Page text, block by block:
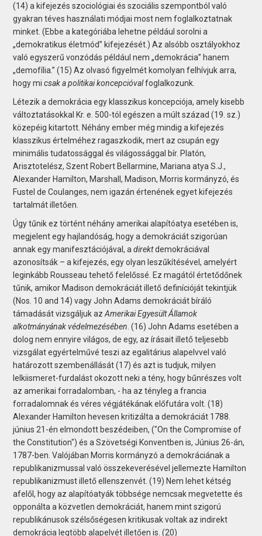
(14) a kifejezés szociológiai és szociális szempontból való
gyakran téves használati módjai most nem foglalkoztatnak
minket. (Ebbe a kategóriába lehetne például sorolni a
„demokratikus életmód” kifejezését.) Az alsóbb osztályokhoz
való egyszerű vonzódás például nem „demokrácia” hanem
„demofília.” (15) Az olvasó figyelmét komolyan felhívjuk arra,
hogy micsak a politikai koncepcióvalfoglalkozunk.
Létezik a demokrácia egy klasszikus koncepciója, amely kisebb
változtatásokkal Kr. e. 500-tól egészen a múlt század (19. sz.)
közepéig kitartott. Néhány ember még mindig a kifejezés
klasszikus értelméhez ragaszkodik, mert az csupán egy
minimális tudatossággal és világossággal bír. Platón,
Arisztotelész, Szent Robert Bellarmine, Mariana atya S.J.,
Alexander Hamilton, Marshall, Madison, Morris kormányzó, és
Fustel de Coulanges, nem igazán értenének egyet kifejezés
tartalmát illetően.
Úgy tűnik ez történt néhány amerikai alapítóatya esetében is,
megjelent egy hajlandóság, hogy a demokráciát szigorúan
annak egy manifesztációjával, adirektdemokráciával
azonosítsák – a kifejezés, egy olyan leszűkítésével, amelyért
leginkább Rousseau tehető felelőssé. Ez magától értetődőnek
tűnik, amikor Madison demokráciát illető definícióját tekintjük
(Nos. 10 and 14) vagy John Adams demokráciát bíráló
támadását vizsgáljuk azAmerikai Egyesült Államok
alkotmányának védelmezésében . (16) John Adams esetében a
dolog nem ennyire világos, de egy, az írásait illető teljesebb
vizsgálat egyértelművé teszi az egalitárius alapelvvel való
határozott szembenállását (17) és azt is tudjuk, milyen
lelkiismeret-furdalást okozott neki a tény, hogy bűnrészes volt
az amerikai forradalomban, - ha az tényleg a francia
forradalomnak és véres végjátékának előfutára volt. (18)
Alexander Hamilton hevesen kritizálta a demokráciát 1788.
június 21-én elmondott beszédeiben, ("On the Compromise of
the Constitution") és a Szövetségi Konventben is, Június 26-án,
1787-ben. Valójában Morris kormányzó a demokráciának a
republikanizmussal való összekeverésével jellemezte Hamilton
republikanizmust illető ellenszenvét. (19) Nem lehet kétség
afelől, hogy az alapítóatyák többsége nemcsak megvetette és
opponálta a közvetlen demokráciát, hanem mint szigorú
republikánusok szélsőségesen kritikusak voltak az indirekt
demokrácia legtöbb alapelvét illetően is. (20)